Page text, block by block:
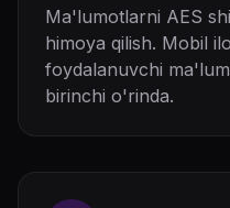
Ma'lumotlarni AES
himoya qilish. Mobil
foydalanuvchi
birinchi o'rinda.